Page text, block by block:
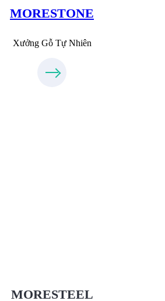
MORESTONE
Xưởng Gỗ Tự Nhiên
MORESTEEL